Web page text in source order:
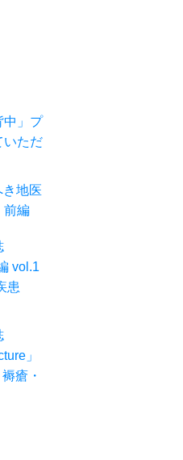
中」プ
いただ
地医
編
vol.1
患
」
瘡・